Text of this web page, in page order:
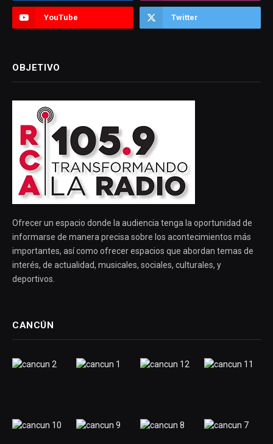
YouTube Twitter
OBJETIVO
Ofrecer un espacio donde la audiencia tenga la oportunidad de
informarse de manera precisa sobre los acontecimientos más
importantes, así como ofrecer espacios que abordan temas de
interés, de actualidad, musicales, sociales, culturales, y
deportivos.
CANCÚN